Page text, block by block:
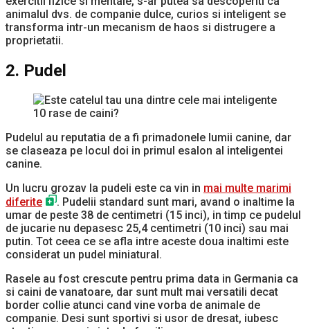
animalul dvs. de companie dulce, curios si inteligent se
transforma intr-un mecanism de haos si distrugere a
proprietatii.
2. Pudel
Pudelul au reputatia de a fi primadonele lumii canine, dar
se claseaza pe locul doi in primul esalon al inteligentei
canine.
Un lucru grozav la pudeli este ca vin in mai multe marimi
diferite
. Pudelii standard sunt mari, avand o inaltime la
umar de peste 38 de centimetri (15 inci), in timp ce pudelul
de jucarie nu depasesc 25,4 centimetri (10 inci) sau mai
putin. Tot ceea ce se afla intre aceste doua inaltimi este
considerat un pudel miniatural.
Rasele au fost crescute pentru prima data in Germania ca
si caini de vanatoare, dar sunt mult mai versatili decat
border collie atunci cand vine vorba de animale de
companie. Desi sunt sportivi si usor de dresat, iubesc